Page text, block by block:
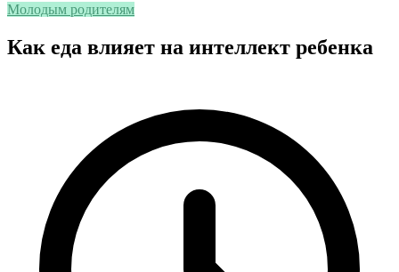
Молодым родителям
Как еда влияет на интеллект ребенка